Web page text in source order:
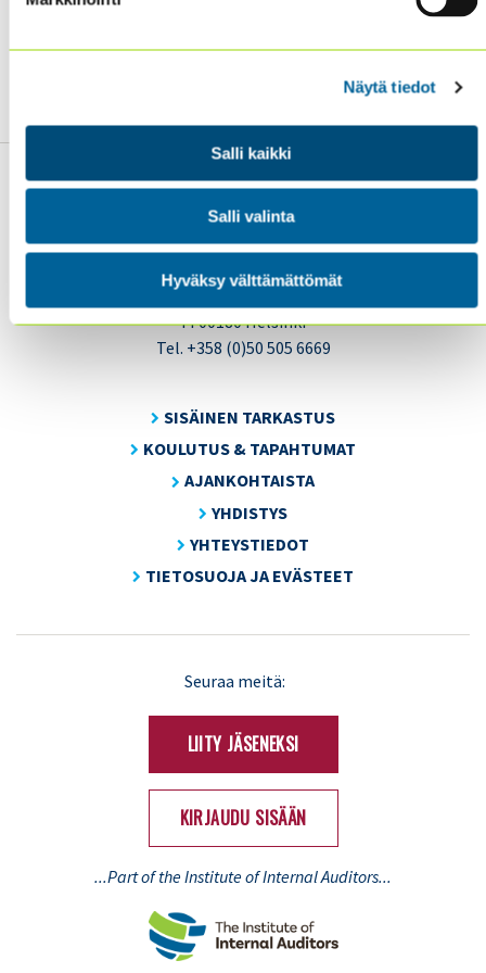
Näytä tiedot
Salli kaikki
Salli valinta
Hyväksy välttämättömät
Value— the data and how you use it and communicate it
Sisäiset tarkastajat ry / Oy Inreviso Ab
Energiakuja 3
FI 00180 Helsinki
Tel. +358 (0)50 505 6669
SISÄINEN TARKASTUS
KOULUTUS & TAPAHTUMAT
AJANKOHTAISTA
YHDISTYS
YHTEYSTIEDOT
TIETOSUOJA JA EVÄSTEET
Seuraa meitä:
LIITY JÄSENEKSI
KIRJAUDU SISÄÄN
...Part of the Institute of Internal Auditors...